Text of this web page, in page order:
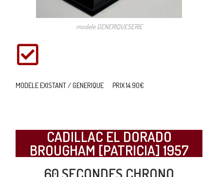
modele GENERIQUESERIE
MODELE EXISTANT / GENERIQUE PRIX 14.90€
CADILLAC EL DORADO
BROUGHAM [PATRICIA] 1957